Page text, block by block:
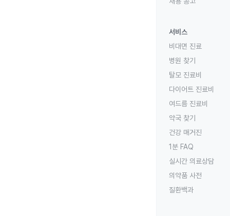
서비스
비대면 진료
병원 찾기
탈모 진료비
다이어트 진료비
여드름 진료비
약국 찾기
건강 매거진
1분 FAQ
실시간 의료상담
의약품 사전
질환백과